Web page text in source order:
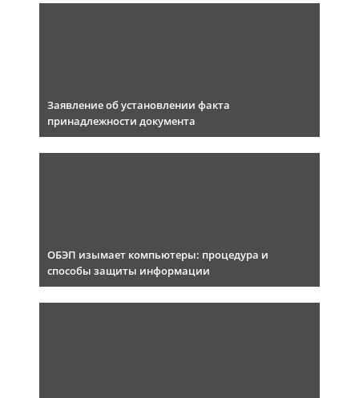
Заявление об установлении факта
принадлежности документа
ОБЭП изымает компьютеры: процедура и
способы защиты информации